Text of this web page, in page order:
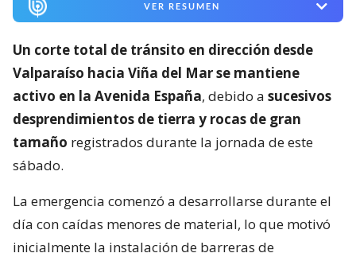
VER RESUMEN
Un corte total de tránsito en dirección desde
Valparaíso hacia Viña del Mar se mantiene
activo en la Avenida España, debido a sucesivos
desprendimientos de tierra y rocas de gran
tamaño registrados durante la jornada de este
sábado.
La emergencia comenzó a desarrollarse durante el
día con caídas menores de material, lo que motivó
inicialmente la instalación de barreras de